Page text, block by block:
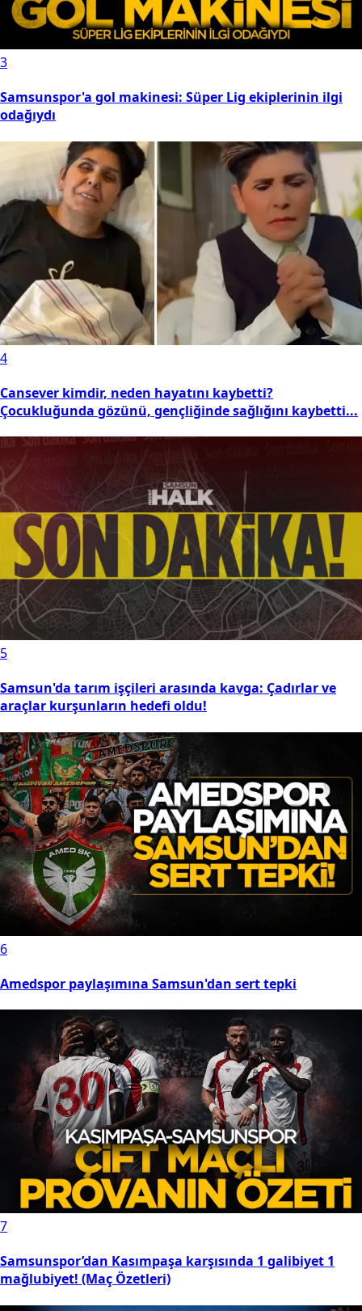
3
Samsunspor'a gol makinesi: Süper Lig ekiplerinin ilgi
odağıydı
4
Cansever kimdir, neden hayatını kaybetti?
Çocukluğunda gözünü, gençliğinde sağlığını kaybetti...
5
Samsun'da tarım işçileri arasında kavga: Çadırlar ve
araçlar kurşunların hedefi oldu!
6
Amedspor paylaşımına Samsun'dan sert tepki
7
Samsunspor’dan Kasımpaşa karşısında 1 galibiyet 1
mağlubiyet! (Maç Özetleri)